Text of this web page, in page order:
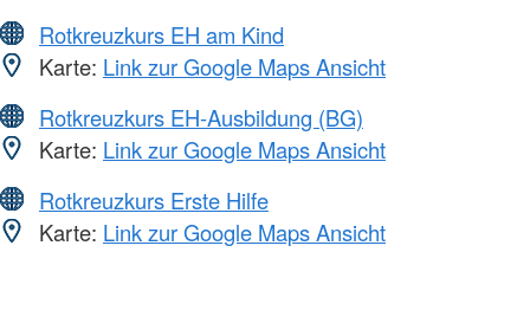
Rotkreuzkurs EH am Kind
Karte: Link zur Google Maps Ansicht
Rotkreuzkurs EH-Ausbildung (BG)
Karte: Link zur Google Maps Ansicht
Rotkreuzkurs Erste Hilfe
Karte: Link zur Google Maps Ansicht